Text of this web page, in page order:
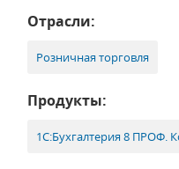
Отрасли:
Розничная торговля
Продукты:
1С:Бухгалтерия 8 ПРОФ.